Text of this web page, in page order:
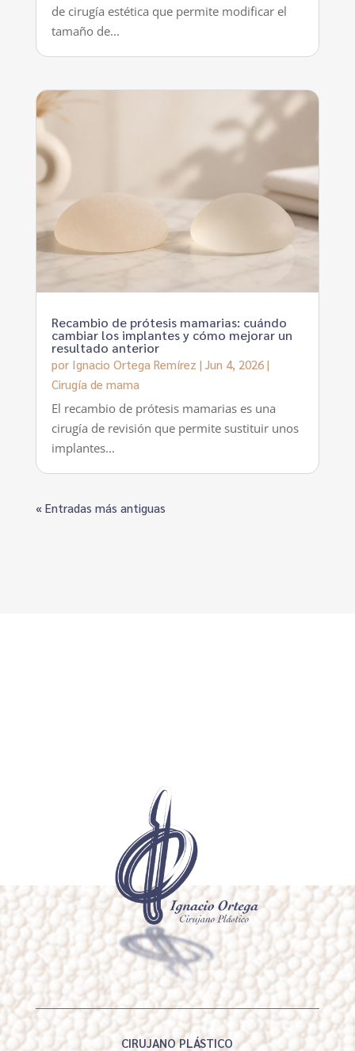
de cirugía estética que permite modificar el
tamaño de...
Recambio de prótesis mamarias: cuándo
cambiar los implantes y cómo mejorar un
resultado anterior
por Ignacio Ortega Remírez | Jun 4, 2026|
Cirugía de mama
El recambio de prótesis mamarias es una
cirugía de revisión que permite sustituir unos
implantes...
« Entradas más antiguas
CIRUJANO PLÁSTICO